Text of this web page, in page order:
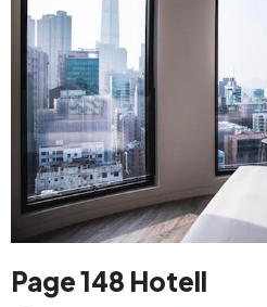
Page 148 Hotell